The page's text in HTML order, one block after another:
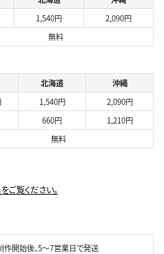
1,540円
2,090円
無料
北海道
沖縄
1,540円
2,090円
660円
1,210円
無料
ご覧ください。
作開始後、5～7営業日で発送